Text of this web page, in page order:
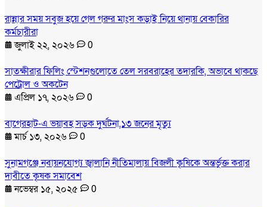
রান্নার সময় সবুজ হয়ে গেল গরুর মাংস কড়াই নিয়ে থানায় বেকারির
কর্মচারীরা
জুলাই ২২, ২০২৬
0
সাতক্ষীরার ফিলিং স্টেশনগুলোতে তেল সরবরাহের তদারকি, অভাবে থাকছে
পেট্রোল ও অকটেন
এপ্রিল ১৭, ২০২৬
0
বাগেরহাট-এ ভয়াবহ সড়ক দুর্ঘটনা,১৩ জনের মৃত্যু
মার্চ ১৩, ২০২৬
0
সুনামগঞ্জে নবায়নযোগ্য জ্বালানি নীতিমালায় বিজলী কৃষিকে অন্তর্ভুক্ত করার
দাবীতে কৃষক সমাবেশ
নভেম্বর ১৫, ২০২৫
0